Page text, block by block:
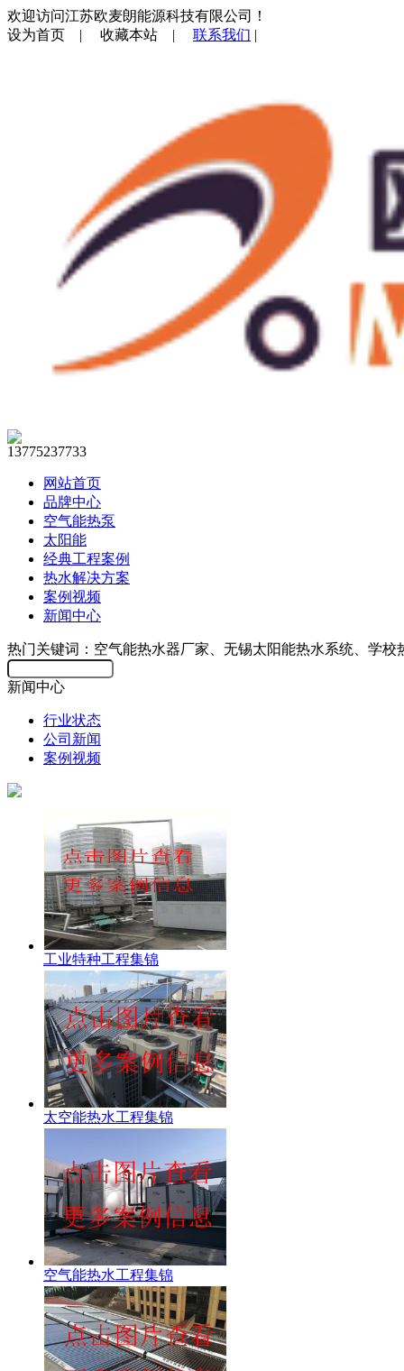
欢迎访问江苏欧麦朗能源科技有限公司！
设为首页 | 收藏本站 | 联系我们 |
13775237733
网站首页
品牌中心
空气能热泵
太阳能
经典工程案例
热水解决方案
案例视频
新闻中心
热门关键词：空气能热水器厂家、无锡太阳能热水系统、学校
新闻中心
行业状态
公司新闻
案例视频
工业特种工程集锦
太空能热水工程集锦
空气能热水工程集锦